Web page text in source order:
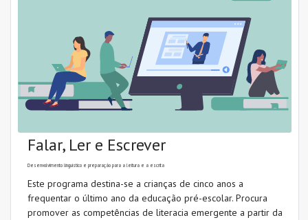
Conhecimento morfológico
Conhecimento sintático
Consciência fonémica
Desenvolvimento linguístico
Escrita (codificação)
Falar, Ler e Escrever
Desenvolvimento linguístico e preparação para a leitura e a escrita
Este programa destina-se a crianças de cinco anos a
frequentar o último ano da educação pré-escolar. Procura
promover as competências de literacia emergente a partir da